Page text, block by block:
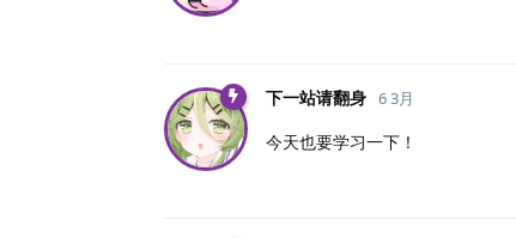
下一站请翻身 6 3月
今天也要学习一下！